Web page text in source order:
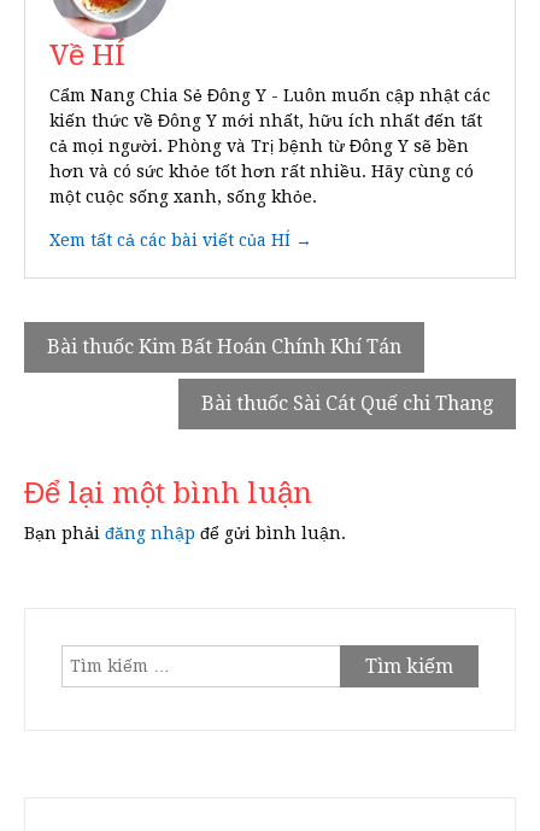
Về HÍ
Cẩm Nang Chia Sẻ Đông Y - Luôn muốn cập nhật các
kiến thức về Đông Y mới nhất, hữu ích nhất đến tất
cả mọi người. Phòng và Trị bệnh từ Đông Y sẽ bền
hơn và có sức khỏe tốt hơn rất nhiều. Hãy cùng có
một cuộc sống xanh, sống khỏe.
Xem tất cả các bài viết của HÍ →
Điều
hướng
Bài thuốc Kim Bất Hoán Chính Khí Tán
Bài thuốc Sài Cát Quế chi Thang
Để lại một bình luận
Bạn phải đăng nhập để gửi bình luận.
Tìm
kiếm